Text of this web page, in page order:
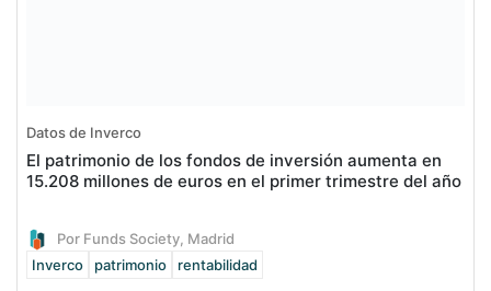
Datos de Inverco
El patrimonio de los fondos de inversión aumenta en
15.208 millones de euros en el primer trimestre del año
Por Funds Society, Madrid
Inverco
patrimonio rentabilidad